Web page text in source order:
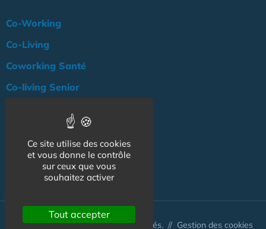
Co-Working
Co-Living
Coworking Santé
Co-living Senior
Professionnels
NOS AUTRES SITES :
© Australis 2026 - Tous droits réservés. // Gestion des cookies
Ce site utilise des cookies
et vous donne le contrôle
sur ceux que vous
souhaitez activer
Tout accepter